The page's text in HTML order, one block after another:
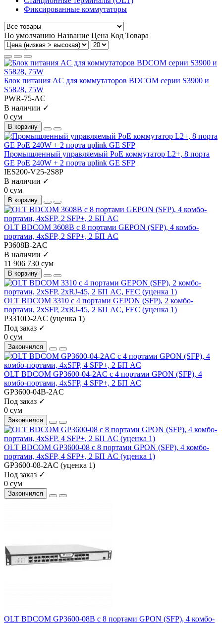
Фиксированные коммутаторы
По умолчанию Название Цена Код Товара
Блок питания AC для коммутаторов BDCOM серии S3900 и
S5828, 75W
PWR-75-AC
В наличии ✓
0 сум
В корзину
Промышленный управляемый PoE коммутатор L2+, 8 порта
GE PoE 240W + 2 порта uplink GE SFP
IES200-V25-2S8P
В наличии ✓
0 сум
В корзину
OLT BDCOM 3608B с 8 портами GEPON (SFP), 4 комбо-
портами, 4хSFP, 2 SFP+, 2 БП АC
P3608B-2AC
В наличии ✓
11 906 730 сум
В корзину
OLT BDCOM 3310 с 4 портами GEPON (SFP), 2 комбо-
портами, 2хSFP, 2хRJ-45, 2 БП АC, FEC (уценка 1)
P3310D-2AC (уценка 1)
Под заказ ✓
0 сум
Закончился
OLT BDCOM GP3600-04-2AC с 4 портами GPON (SFP), 4
комбо-портами, 4хSFP, 4 SFP+, 2 БП АC
GP3600-04B-2AC
Под заказ ✓
0 сум
Закончился
OLT BDCOM GP3600-08 с 8 портами GPON (SFP), 4 комбо-
портами, 4хSFP, 4 SFP+, 2 БП АC (уценка 1)
GP3600-08-2AC (уценка 1)
Под заказ ✓
0 сум
Закончился
OLT BDCOM GP3600-08B с 8 портами GPON (SFP), 4 комбо-